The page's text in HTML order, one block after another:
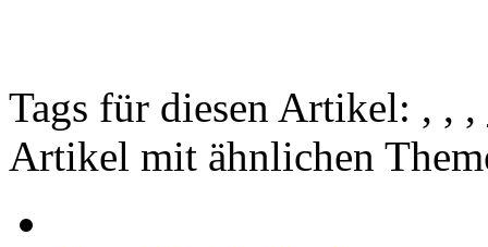
Tags für diesen Artikel: , , ,
Artikel mit ähnlichen